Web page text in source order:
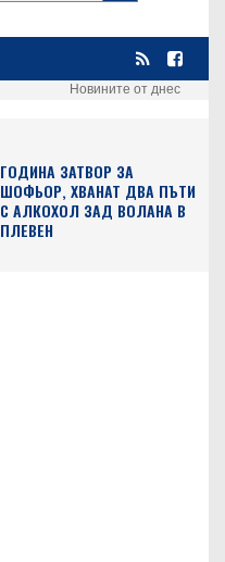
Новините от днес
ГОДИНА ЗАТВОР ЗА
ШОФЬОР, ХВАНАТ ДВА ПЪТИ
С АЛКОХОЛ ЗАД ВОЛАНА В
ПЛЕВЕН